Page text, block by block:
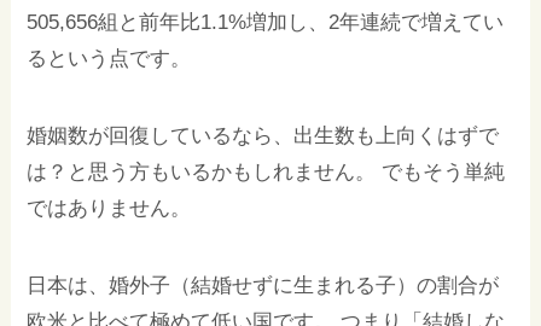
505,656組と前年比1.1%増加し、2年連続で増えてい
るという点です。
婚姻数が回復しているなら、出生数も上向くはずで
は？と思う方もいるかもしれません。 でもそう単純
ではありません。
日本は、婚外子（結婚せずに生まれる子）の割合が